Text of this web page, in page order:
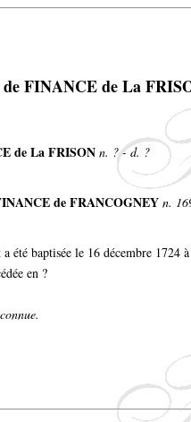
FINANCE de La
de La FRISON n. ? - d. ?
de FRANCOGNEY n.
a été baptisée le 16 décembre
en ?